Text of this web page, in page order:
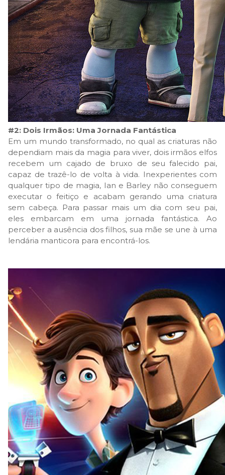
#2: Dois Irmãos: Uma Jornada Fantástica
Em um mundo transformado, no qual as criaturas não
dependiam mais da magia para viver, dois irmãos elfos
recebem um cajado de bruxo de seu falecido pai,
capaz de trazê-lo de volta à vida. Inexperientes com
qualquer tipo de magia, Ian e Barley não conseguem
executar o feitiço e acabam gerando uma criatura
sem cabeça. Para passar mais um dia com seu pai,
eles embarcam em uma jornada fantástica. Ao
perceber a ausência dos filhos, sua mãe se une à uma
lendária manticora para encontrá-los.